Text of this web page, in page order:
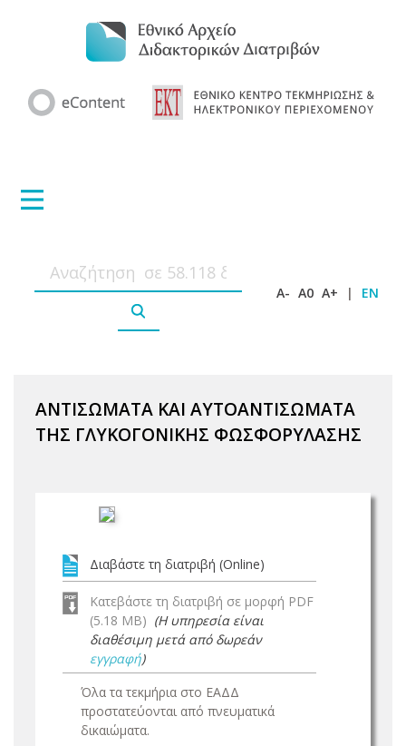
A- A0 A+ | EN
ΑΝΤΙΣΩΜΑΤΑ ΚΑΙ ΑΥΤΟΑΝΤΙΣΩΜΑΤΑ
ΤΗΣ ΓΛΥΚΟΓΟΝΙΚΗΣ ΦΩΣΦΟΡΥΛΑΣΗΣ
Διαβάστε τη διατριβή (Online)
Κατεβάστε τη διατριβή σε μορφή PDF
(5.18 MB) (Η υπηρεσία είναι
διαθέσιμη μετά από δωρεάν
εγγραφή)
Όλα τα τεκμήρια στο ΕΑΔΔ
προστατεύονται από πνευματικά
δικαιώματα.